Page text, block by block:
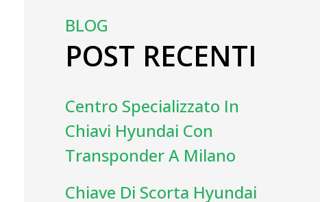
BLOG
POST RECENTI
Centro Specializzato In
Chiavi Hyundai Con
Transponder A Milano
Chiave Di Scorta Hyundai